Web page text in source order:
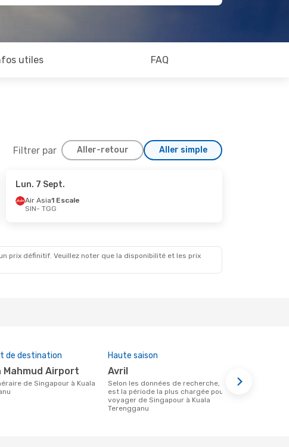
utiles FAQ
Filtrer par Aller-retour Aller simple
8 Sept.
Lun. 7 Sept.
Air Asia1 Escale
SIN- TGG
prix définitif. Veuillez noter que la disponibilité et les prix
de destination
Mahmud Airport
Haute saison
avril
Selon les données de recherche, avril
est la période la plus chargée pour
voyager de Singapour à Kuala
Terengganu